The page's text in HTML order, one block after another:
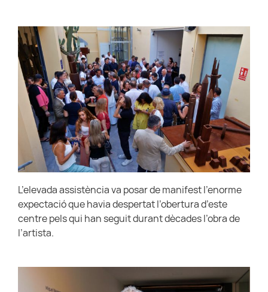
L’elevada assistència va posar de manifest l’enorme
expectació que havia despertat l’obertura d’este
centre pels qui han seguit durant dècades l’obra de
l’artista.